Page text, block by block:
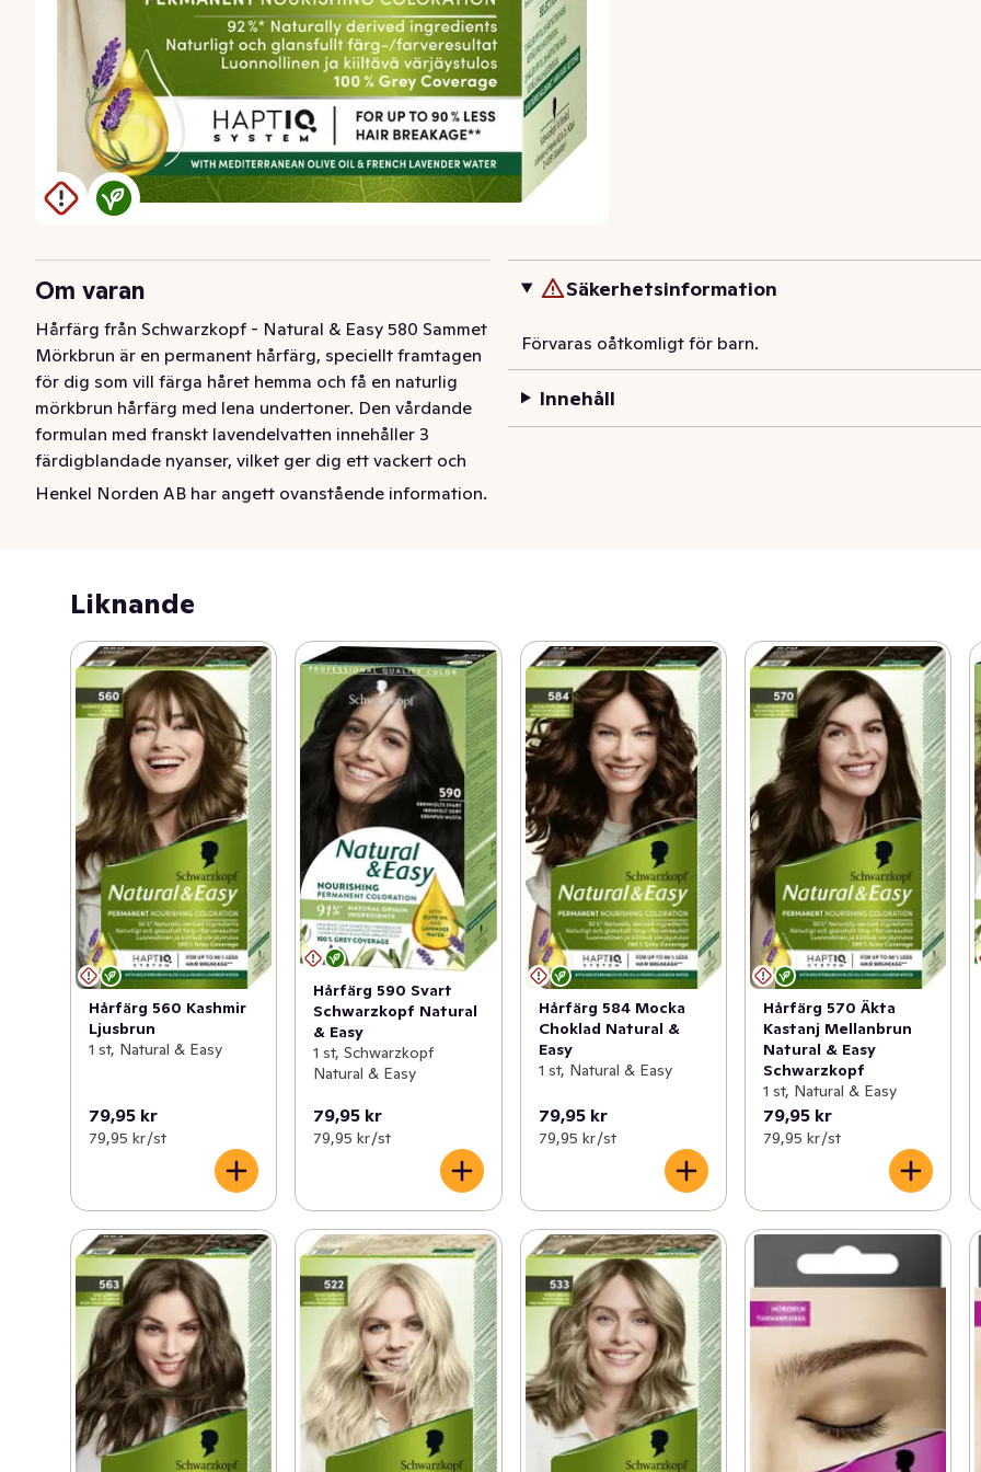
Om varan
Hårfärg från Schwarzkopf - Natural & Easy 580 Sammet
Mörkbrun är en permanent hårfärg, speciellt framtagen
för dig som vill färga håret hemma och få en naturlig
mörkbrun hårfärg med lena undertoner. Den vårdande
formulan med franskt lavendelvatten innehåller 3
färdigblandade nyanser, vilket ger dig ett vackert och
naturligt färgresultat.
hårfärg, fri från animaliska ingredienser, med upp till
93%* ingredienser av naturligt ursprung vilket
framhäver en naturlig hårfärg. Vill du dessutom ha en
vårdande hårfärg? Det medföljande balsamet med
olivolja från Medelhavet innehåller 97%* ingredienser
av naturligt ursprung, vilket ger dig ett vackert glansigt
*Inklusive vatten
Natural & Easy – Schwarzkopf’s omsorgsfulla färger,
älskade för naturligt och uttrycksfullt färgresultat.  Med
92 %* ingredienser av naturligt ursprung (* inklusive
vatten), förstärker Natural & Easy din naturliga hårfärg
och ger det extra glans. De resterande 8% ingredienser
i formulan finns för att garantera ett hållbart och
perfekt färgresultat.
Natural & Easy är berikad med franskt lavendelvatten
och innehåller 3 färdigblandade nyanser för ett
naturligt, uttrycksfullt resultat som täcker 100% grått
Den vårdande efterbehandlingen berikad med olivolja
från Medelhavet består av 97%* ingredienser av
naturligt ursprung (* inklusive vatten) och ger ett
välvårdat hår med strålande nyans.
-Naturligt, intensivt och glänsande resultat
-Upptill 100% gråhårstäckning
-Ingredienser av naturligt ursprung
Henkel Norden AB har angett ovanstående information.
Säkerhetsinformation
Förvaras oåtkomligt för barn.
Innehåll
Liknande
Hårfärg 560 Kashmir
Ljusbrun
1 st, Natural & Easy
79,95 kr
79,95 kr /st
Hårfärg 590 Svart
Schwarzkopf Natural
& Easy
1 st, Schwarzkopf
Natural & Easy
79,95 kr
79,95 kr /st
Hårfärg 584 Mocka
Choklad Natural &
Easy
1 st, Natural & Easy
79,95 kr
79,95 kr /st
Hårfärg 570 Äkta
Kastanj Mellanbrun
Natural & Easy
Schwarzkopf
1 st, Natural & Easy
79,95 kr
79,95 kr /st